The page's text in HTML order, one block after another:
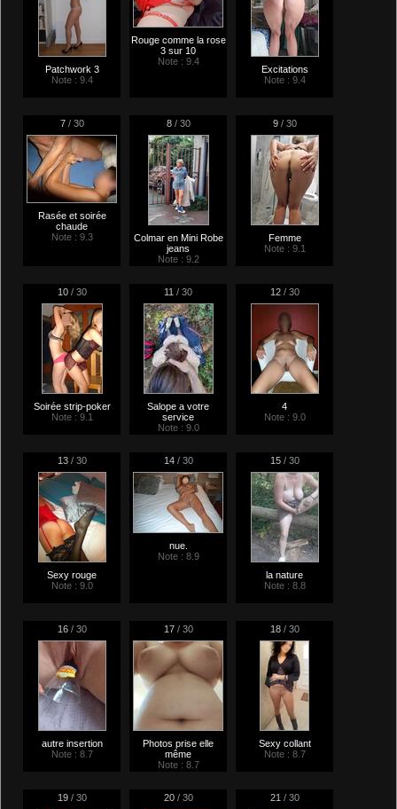
Patchwork 3
Note : 9.4
Rouge comme la rose
3 sur 10
Note : 9.4
Excitations
Note : 9.4
7/ 30
Rasée et soirée
chaude
Note : 9.3
8/ 30
Colmar en Mini Robe
jeans
Note : 9.2
9/ 30
Femme
Note : 9.1
10/ 30
Soirée strip-poker
Note : 9.1
11 / 30
Salope a votre
service
Note : 9.0
12/ 30
4
Note : 9.0
13/ 30
Sexy rouge
Note : 9.0
14/ 30
nue.
Note : 8.9
15/ 30
la nature
Note : 8.8
16/ 30
autre insertion
Note : 8.7
17/ 30
Photos prise elle
même
Note : 8.7
18/ 30
Sexy collant
Note : 8.7
19/ 30 20/ 30 21 / 30